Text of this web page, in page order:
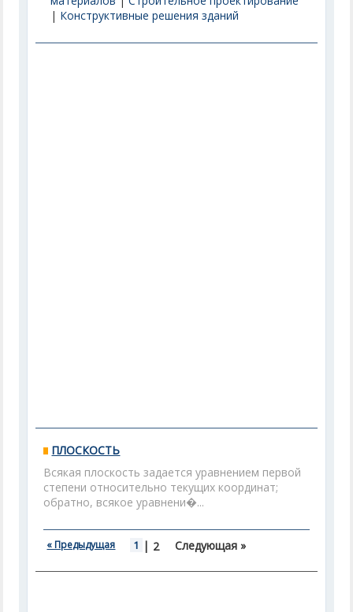
| Конструктивные решения зданий
ПЛОСКОСТЬ
Всякая плоскость задается уравнением первой
степени относительно текущих координат;
обратно, всякое уравнени�...
« Предыдущая 1 | 2 Следующая »